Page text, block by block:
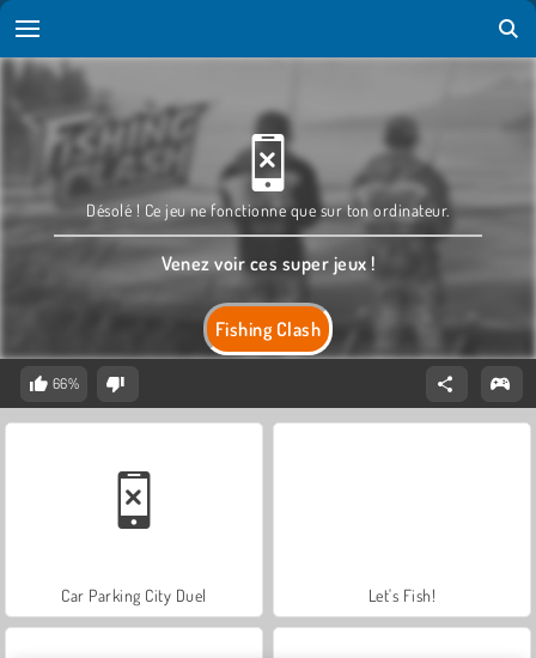
Fishing Clash
Désolé ! Ce jeu ne fonctionne que sur ton ordinateur.
Venez voir ces super jeux !
66%
Car Parking City Duel Let's Fish!